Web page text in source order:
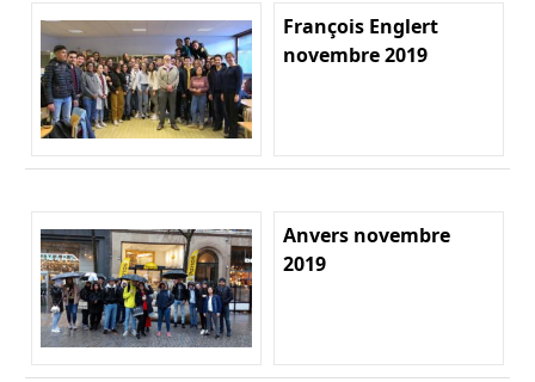
François Englert
novembre 2019
Anvers novembre
2019